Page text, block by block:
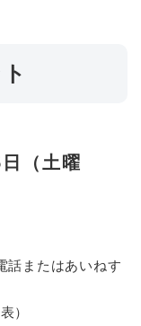
（土曜
話またはあいねす
）